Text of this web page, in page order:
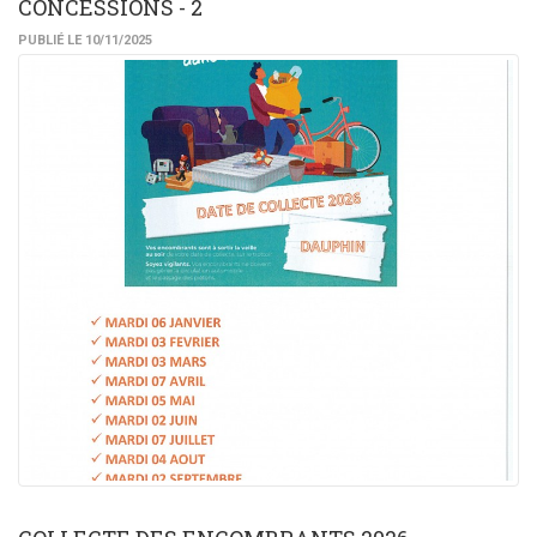
CONCESSIONS - 2
PUBLIÉ LE 10/11/2025